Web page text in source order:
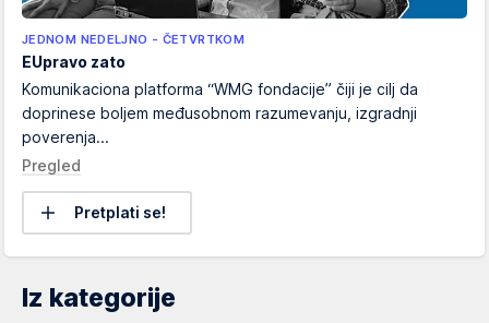
JEDNOM NEDELJNO - ČETVRTKOM
EUpravo zato
Komunikaciona platforma “WMG fondacije” čiji je cilj da
doprinese boljem međusobnom razumevanju, izgradnji
poverenja...
Pregled
Pretplati se!
Iz kategorije